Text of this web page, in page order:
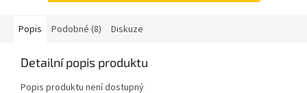
Popis Podobné (8) Diskuze
Detailní popis produktu
Popis produktu není dostupný